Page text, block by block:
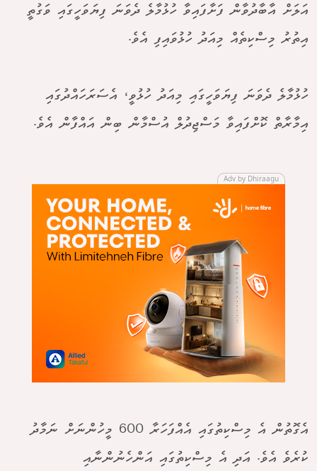
އަލަށް އާބާދުވާން ފަށާފައިވާ ހުޅުމާލެ ދެވަނަ ފިޔަވަހީގައި ވަގުތީ
އިތުރު މިސްކިތެއް މިއަދު ހުޅުވައިފި އެވެ.
ހުޅުމާލެ ދެވަނަ ފިޔަވަހީގައި މިއަދު ހުޅުވީ، އެސަރަހައްދުގައި
އިމާރާތް ކޮށްފައިވާ މަސްޖިދުލް އުސްމާން ބިން އައްފާން އެވެ.
Adv by Dhiraagu
އެގޮތުން އެ މިސްކިތުގައި އެއްފަހަރާ 600 މީހުންނަށް ނަމާދު
ކުރެވެ އެވެ. އަދި އެ މިސްކިތުގައި އަންހެނުންނާއި